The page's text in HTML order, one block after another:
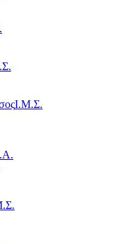
Ι.Μ.Σ.